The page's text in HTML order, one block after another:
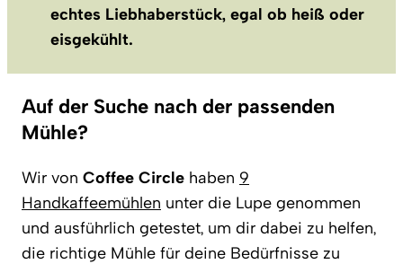
echtes Liebhaberstück, egal ob heiß oder
eisgekühlt.
Auf der Suche nach der passenden
Mühle?
Wir von Coffee Circle haben 9
Handkaffeemühlen unter die Lupe genommen
und ausführlich getestet, um dir dabei zu helfen,
die richtige Mühle für deine Bedürfnisse zu